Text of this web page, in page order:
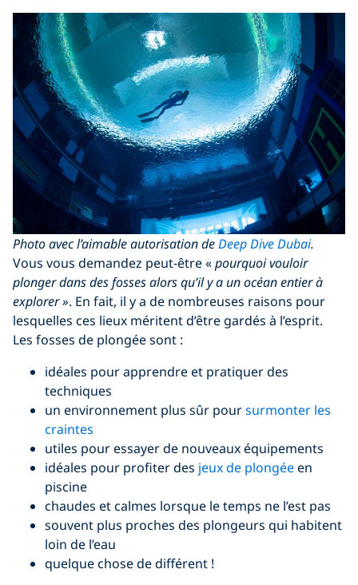
Photo avec l’aimable autorisation deDeep Dive Dubai.
Vous vous demandez peut-être «pourquoi vouloir
plonger dans des fosses alors qu’il y a un océan entier à
explorer ». En fait, il y a de nombreuses raisons pour
lesquelles ces lieux méritent d’être gardés à l’esprit.
Les fosses de plongée sont :
idéales pour apprendre et pratiquer des
techniques
un environnement plus sûr poursurmonter les
craintes
utiles pour essayer de nouveaux équipements
idéales pour profiter des jeux de plongéeen
piscine
chaudes et calmes lorsque le temps ne l’est pas
souvent plus proches des plongeurs qui habitent
loin de l’eau
quelque chose de différent !